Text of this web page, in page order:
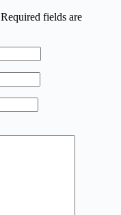
Required fields are